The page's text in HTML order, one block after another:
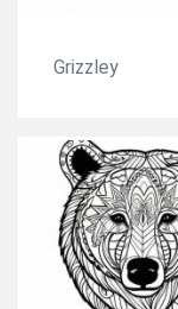
Grizzley